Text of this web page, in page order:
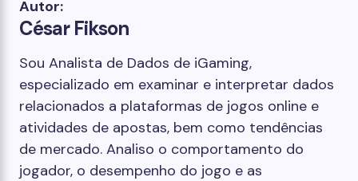
Autor:
César Fikson
Sou Analista de Dados de iGaming,
especializado em examinar e interpretar dados
relacionados a plataformas de jogos online e
atividades de apostas, bem como tendências
de mercado. Analiso o comportamento do
jogador, o desempenho do jogo e as